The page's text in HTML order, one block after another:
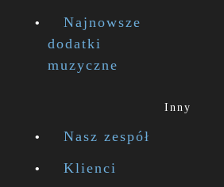
Najnowsze
dodatki
muzyczne
Inny
Nasz zespół
Klienci